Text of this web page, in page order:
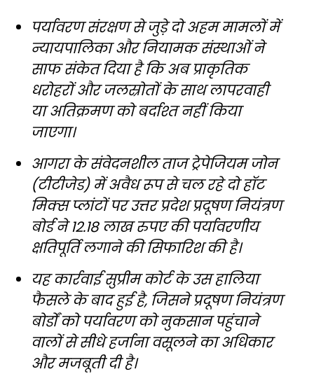
पर्यावरण संरक्षण से जुड़े दो अहम मामलों में
न्यायपालिका और नियामक संस्थाओं ने
साफ संकेत दिया है कि अब प्राकृतिक
धरोहरों और जलस्रोतों के साथ लापरवाही
या अतिक्रमण को बर्दाश्त नहीं किया
जाएगा।
आगरा के संवेदनशील ताज ट्रेपेजियम जोन
(टीटीजेड) में अवैध रूप से चल रहे दो हॉट
मिक्स प्लांटों पर उत्तर प्रदेश प्रदूषण नियंत्रण
बोर्ड ने 12.18 लाख रुपए की पर्यावरणीय
क्षतिपूर्ति लगाने की सिफारिश की है।
यह कार्रवाई सुप्रीम कोर्ट के उस हालिया
फैसले के बाद हुई है, जिसने प्रदूषण नियंत्रण
बोर्डों को पर्यावरण को नुकसान पहुंचाने
वालों से सीधे हर्जाना वसूलने का अधिकार
और मजबूती दी है।